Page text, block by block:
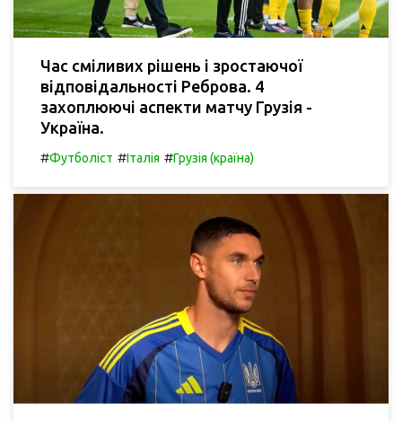
Час сміливих рішень і зростаючої
відповідальності Реброва. 4
захоплюючі аспекти матчу Грузія -
Україна.
#Футболіст #Італія #Грузія (країна)